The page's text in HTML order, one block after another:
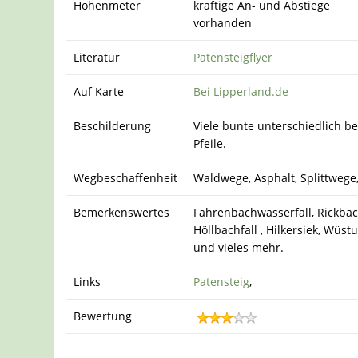
Höhenmeter
kräftige An- und Abstiege
vorhanden
Literatur Patensteigflyer
Auf Karte Bei Lipperland.de
Beschilderung
Viele bunte unterschiedlich
Pfeile.
Wegbeschaffenheit Waldwege, Asphalt, Splittwege,
Bemerkenswertes
Fahrenbachwasserfall,
Höllbachfall , Hilkersiek,
und vieles mehr.
Links Patensteig,
Bewertung